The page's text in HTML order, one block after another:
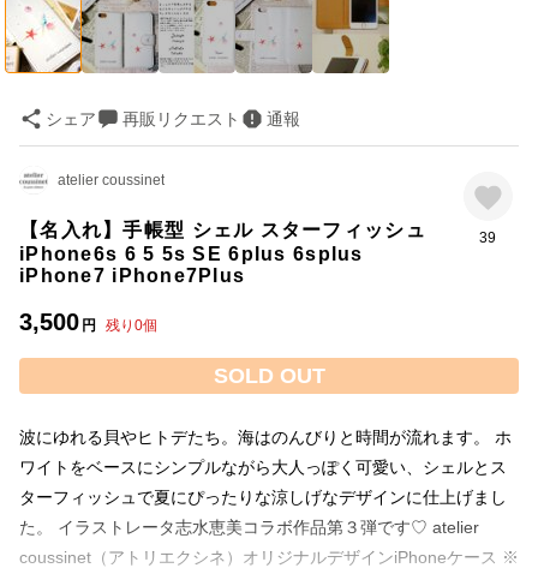
シェア 再販リクエスト 通報
atelier coussinet
【名入れ】手帳型 シェル スターフィッシュ
iPhone6s 6 5 5s SE 6plus 6splus
iPhone7 iPhone7Plus
3,500 円 残り 0個
39
SOLD OUT
波にゆれる貝やヒトデたち。海はのんびりと時間が流れます。 ホ
ワイトをベースにシンプルながら大人っぽく可愛い、シェルとス
ターフィッシュで夏にぴったりな涼しげなデザインに仕上げまし
た。 イラストレータ志水恵美コラボ作品第３弾です♡ atelier
coussinet（アトリエクシネ）オリジナルデザインiPhoneケース ※